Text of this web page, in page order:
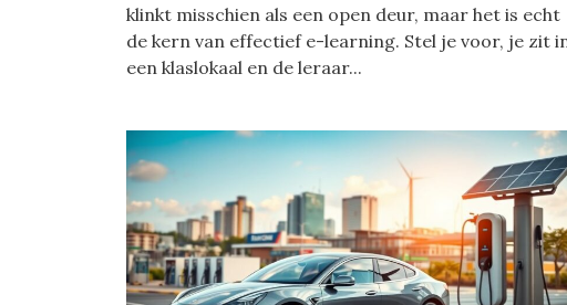
klinkt misschien als een open deur, maar het is echt
de kern van effectief e-learning. Stel je voor, je zit
een klaslokaal en de leraar...